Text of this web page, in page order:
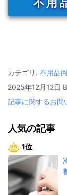
カテゴリ: 不用品
2025年12月12日
記事に関するお問
人気の記事
1位